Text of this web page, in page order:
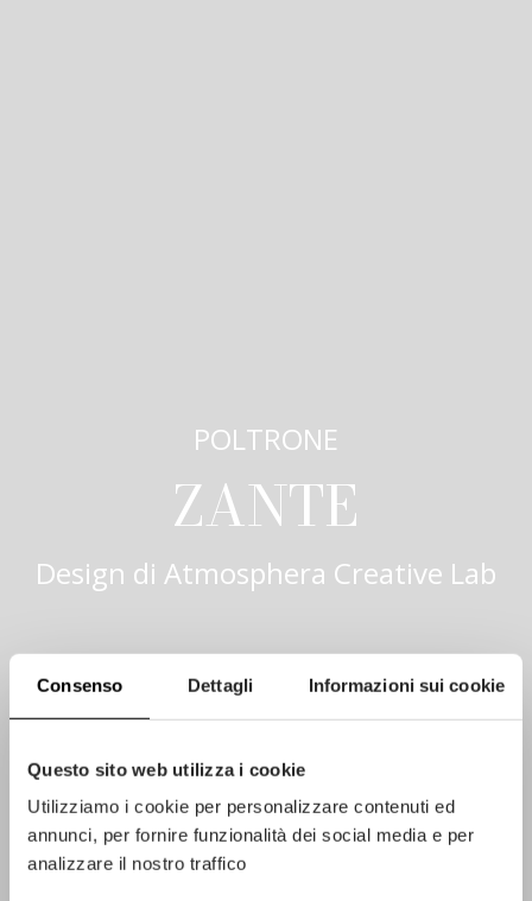
Consenso Dettagli Informazioni sui cookie
Questo sito web utilizza i cookie
Utilizziamo i cookie per personalizzare contenuti ed
annunci, per fornire funzionalità dei social media e per
analizzare il nostro traffico
POLTRONE
ZANTE
Design di Atmosphera Creative Lab